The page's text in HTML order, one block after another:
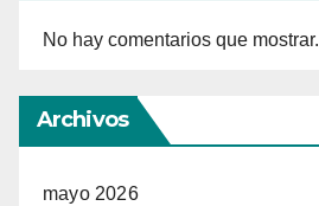
No hay comentarios que mostrar.
Archivos
mayo 2026